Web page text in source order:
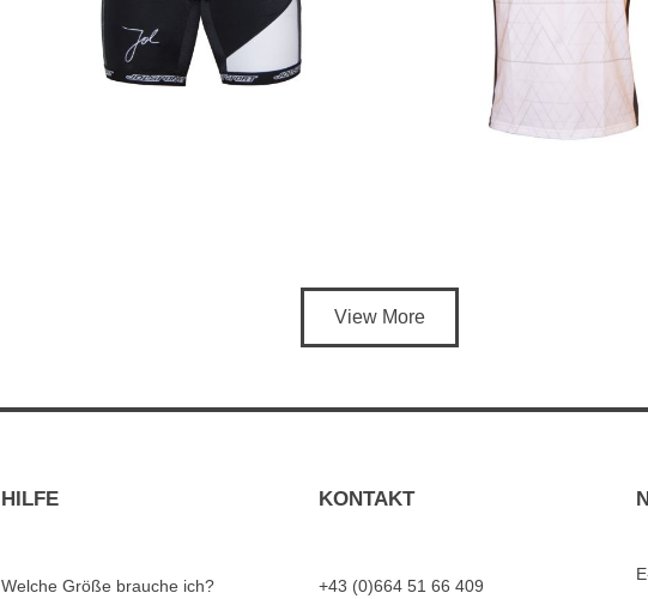
View More
HILFE
Welche Größe brauche ich?
KONTAKT
+43 (0)664 51 66 409